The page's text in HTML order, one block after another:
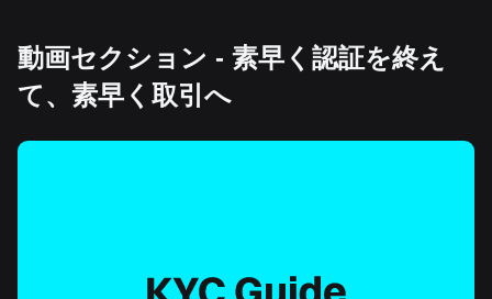
動画セクション - 素早く認証を終え
て、素早く取引へ